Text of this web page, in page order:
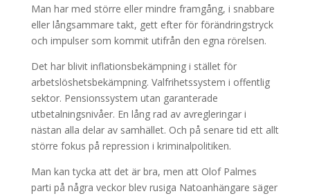
Man har med större eller mindre framgång, i snabbare
eller långsammare takt, gett efter för förändringstryck
och impulser som kommit utifrån den egna rörelsen.
Det har blivit inflationsbekämpning i stället för
arbetslöshetsbekämpning. Valfrihetssystem i offentlig
sektor. Pensionssystem utan garanterade
utbetalningsnivåer. En lång rad av avregleringar i
nästan alla delar av samhället. Och på senare tid ett allt
större fokus på repression i kriminalpolitiken.
Man kan tycka att det är bra, men att Olof Palmes
parti på några veckor blev rusiga Natoanhängare säger